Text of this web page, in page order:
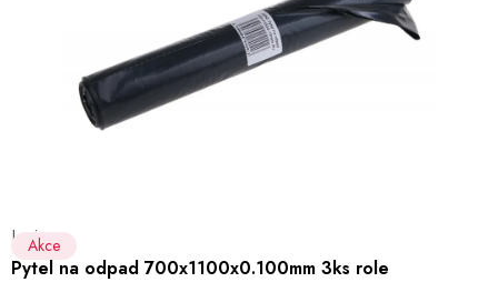
Hobby
Dětské zboží a hračky
Levior
Pytel na odpad 700x1100x0.100mm 3ks role
Akce